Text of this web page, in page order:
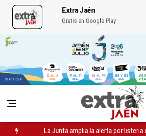
Extra Jaén
Gratis en Google Play
La Junta amplia la alerta por listeria